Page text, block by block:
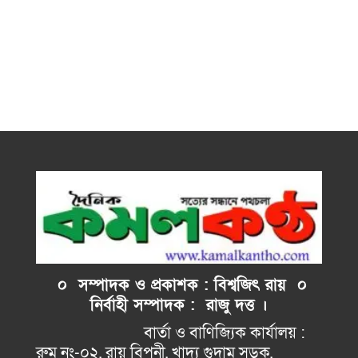
০ সম্পাদক ও প্রকাশক : বিশ্বজিৎ রায় ০
নির্বাহীসম্পাদক : রাজু দত্ত ।
বার্তা ও বাণিজ্যিক কার্যালয় :
রুম নং-০২, রায় বিপনী, খাদ্য গুদাম সড়ক,